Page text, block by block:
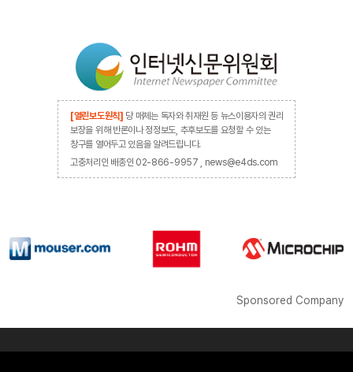
[열린보도원칙] 당 매체는 독자와 취재원 등 뉴스이용자의 권리
보장을 위해 반론이나 정정보도, 추후보도를 요청할 수 있는
창구를 열어두고 있음을 알려드립니다.
고충처리인 배종인 02-866-9957 , news@e4ds.com
Sponsored Company